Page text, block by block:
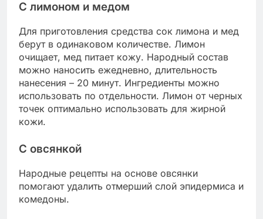
С лимоном и медом
Для приготовления средства сок лимона и мед
берут в одинаковом количестве. Лимон
очищает, мед питает кожу. Народный состав
можно наносить ежедневно, длительность
нанесения – 20 минут. Ингредиенты можно
использовать по отдельности. Лимон от черных
точек оптимально использовать для жирной
кожи.
С овсянкой
Народные рецепты на основе овсянки
помогают удалить отмерший слой эпидермиса и
комедоны.